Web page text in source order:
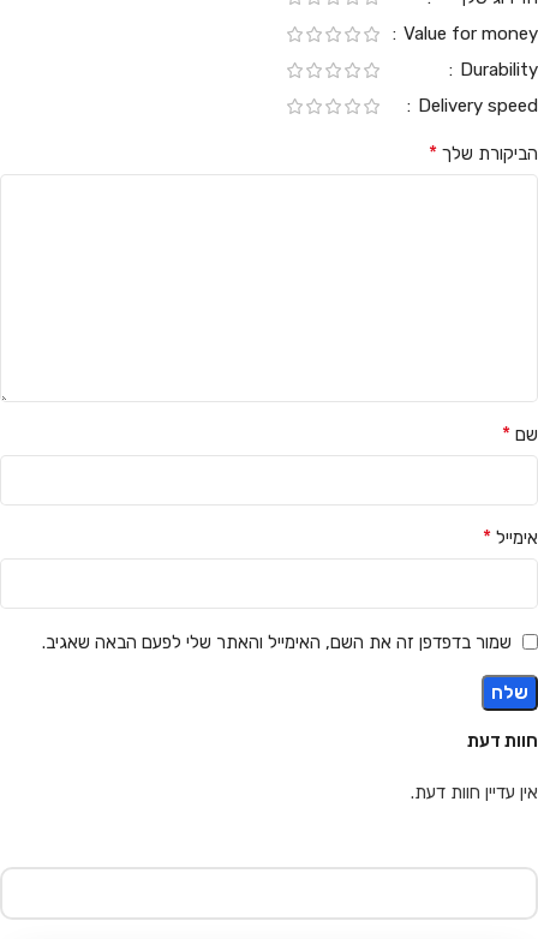
חוות דעת
אין עדיין חוות דעת.
Value for money
Durability
Delivery speed
הביקורת שלך *
שם *
אימייל *
שמור בדפדפן זה את השם, האימייל והאתר שלי לפעם הבאה שאגיב.